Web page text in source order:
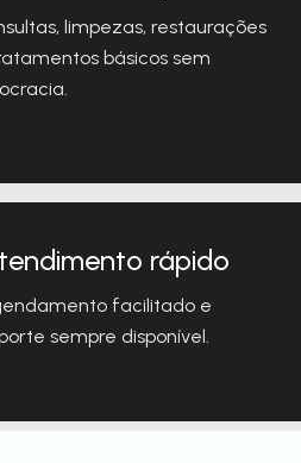
limpezas, restaurações
básicos sem
rápido
facilitado e
sempre disponível.